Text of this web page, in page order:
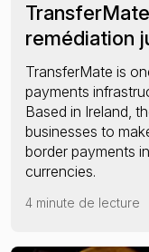
remédiation
TransferMate is
payments
Based in Ireland,
businesses to
border payments
currencies.
4 minute de lecture